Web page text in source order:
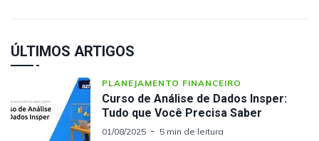
ÚLTIMOS ARTIGOS
PLANEJAMENTO FINANCEIRO
Curso de Análise de Dados Insper:
Tudo que Você Precisa Saber
01/08/2025 5 min de leitura